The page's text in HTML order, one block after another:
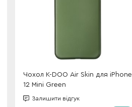
Чохол K-DOO Air Skin для iPhone
12 Mini Green
Залишити відгук